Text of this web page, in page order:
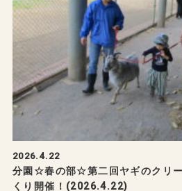
2026.4.22
分園☆春の部☆第二回ヤギのクリ
くり開催！(2026.4.22)